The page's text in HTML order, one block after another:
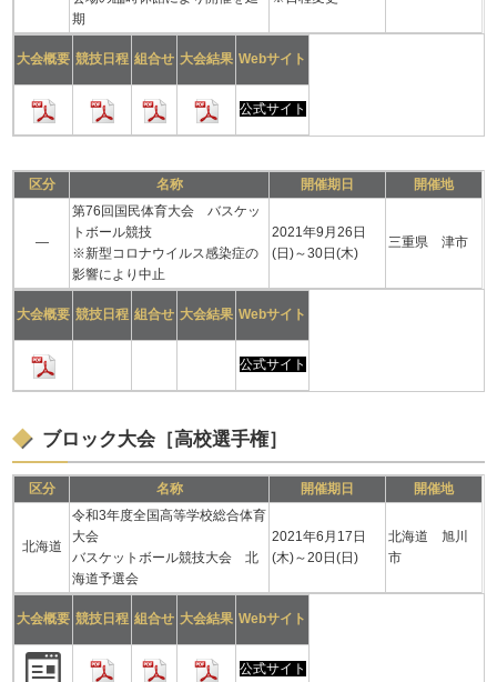
期
大会概要 競技日程 組合せ 大会結果 Webサイト
公式サイト
区分 名称 開催期日 開催地
―
第76回国民体育大会 バスケッ
トボール競技
※新型コロナウイルス感染症の
影響により中止
2021年9月26日
(日)～30日(木)
三重県 津市
大会概要 競技日程 組合せ 大会結果 Webサイト
公式サイト
ブロック大会［高校選手権］
区分 名称 開催期日 開催地
北海道
令和3年度全国高等学校総合体育
大会
バスケットボール競技大会 北
海道予選会
2021年6月17日
(木)～20日(日)
北海道 旭川
市
大会概要 競技日程 組合せ 大会結果 Webサイト
公式サイト